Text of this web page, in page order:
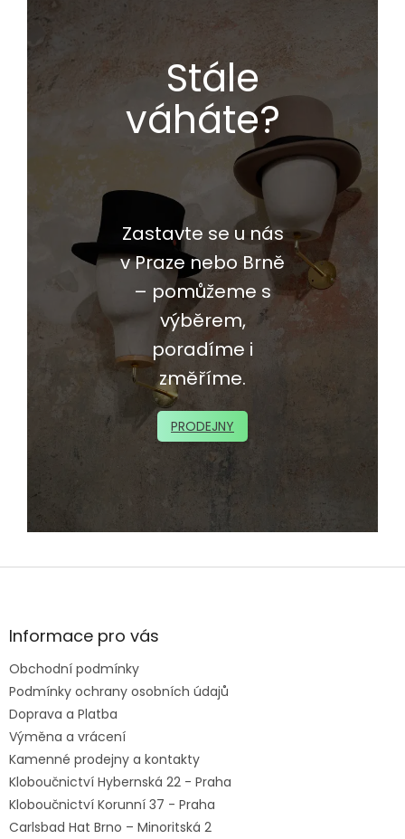
Stále
váháte?
Zastavte se u nás
v Praze nebo Brně
– pomůžeme s
výběrem,
poradíme i
změříme.
PRODEJNY
Z
aInformace pro vás
Obchodní podmínky
Podmínky ochrany osobních údajů
Doprava a Platba
Výměna a vrácení
Kamenné prodejny a kontakty
Kloboučnictví Hybernská 22 - Praha
Kloboučnictví Korunní 37 - Praha
Carlsbad Hat Brno – Minoritská 2